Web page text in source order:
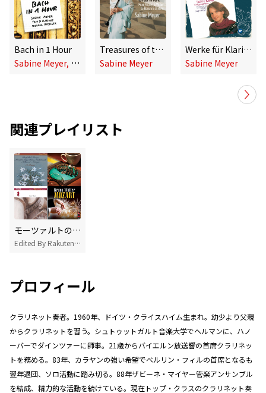
Bach in 1 Hour
S
abine Meyer, Trio di Clarone, Michael Riessler
Treasures of the Clarinet - From Mozart & Weber to Rossini & Brahms
Sabine Meyer
Werke für Klarinette und Orchester (Cologne Collection)
Sabine Meyer
関連プレイリスト
モーツァルトの名曲 厳選20選
Edited By Rakuten Music
プロフィール
クラリネット奏者。1960年、ドイツ・クライスハイム生まれ。幼少より父親
からクラリネットを習う。シュトゥットガルト音楽大学でヘルマンに、ハノ
ーバーでダインツァーに師事。21歳からバイエルン放送響の首席クラリネッ
トを務める。83年、カラヤンの強い希望でベルリン・フィルの首席となるも
翌年退団、ソロ活動に踏み切る。88年ザビーネ・マイヤー管楽アンサンブル
を結成、精力的な活動を続けている。現在トップ・クラスのクラリネット奏